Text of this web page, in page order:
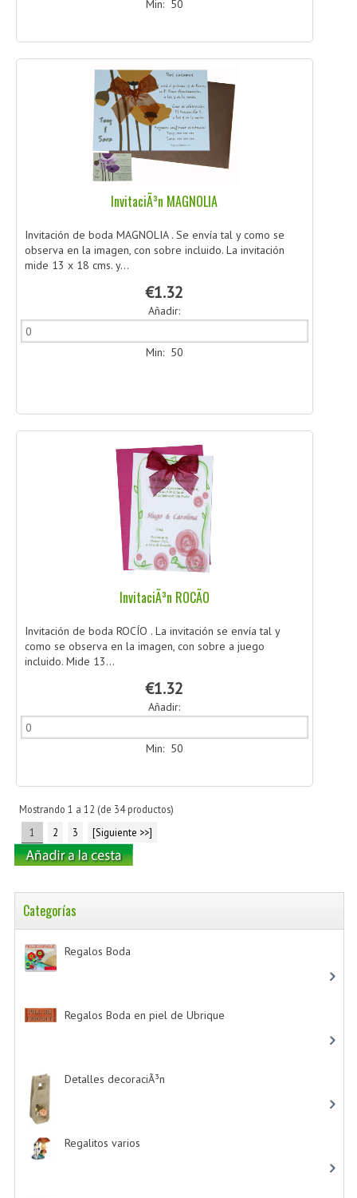
Min: 50
InvitaciÃ³n MAGNOLIA
Invitación de boda MAGNOLIA . Se envía tal y como se
observa en la imagen, con sobre incluido. La invitación
mide 13 x 18 cms. y...
€1.32
Añadir:
Min: 50
InvitaciÃ³n ROCÃO
Invitación de boda ROCÍO . La invitación se envía tal y
como se observa en la imagen, con sobre a juego
incluido. Mide 13...
€1.32
Añadir:
Min: 50
Mostrando1 a12 (de 34productos)
1
2 3 [Siguiente >>]
Categorías
Regalos Boda
Regalos Boda en piel de Ubrique
Detalles decoraciÃ³n
Regalitos varios